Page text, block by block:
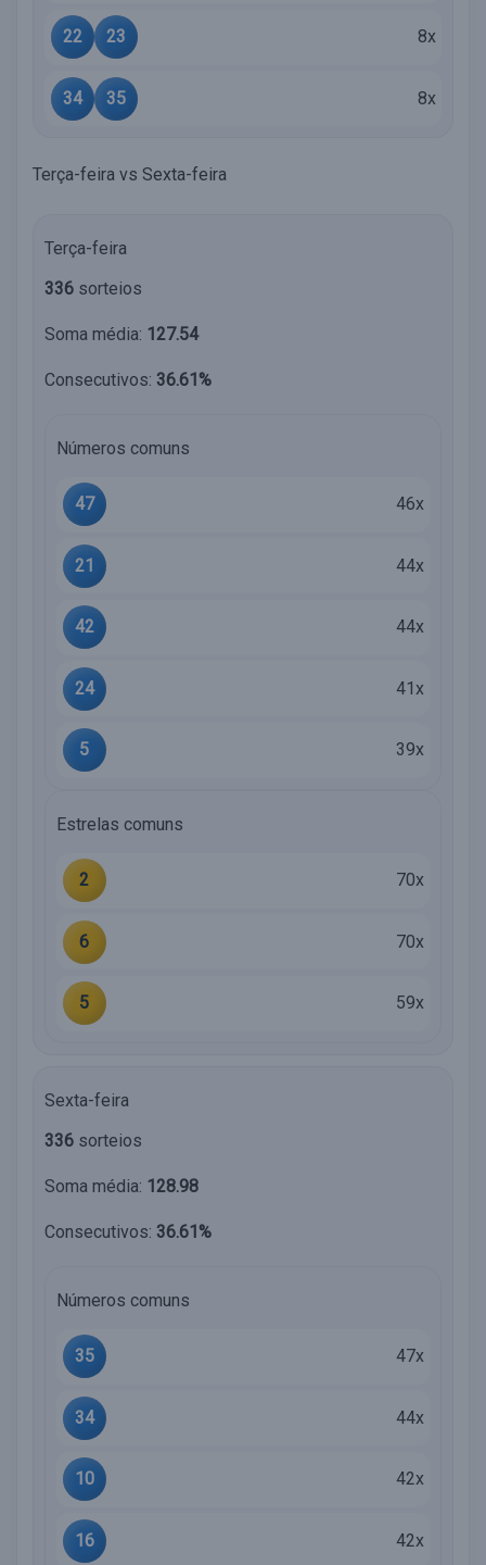
22 23 8x
34 35 8x
Terça-feira vs Sexta-feira
Terça-feira
336 sorteios
Soma média: 127.54
Consecutivos: 36.61%
Números comuns
47 46x
21 44x
42 44x
24 41x
5 39x
Estrelas comuns
2 70x
6 70x
5 59x
Sexta-feira
336 sorteios
Soma média: 128.98
Consecutivos: 36.61%
Números comuns
35 47x
34 44x
10 42x
16 42x